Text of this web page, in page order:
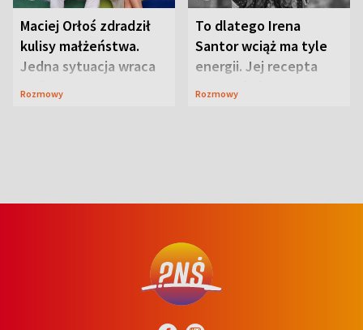
Maciej Orłoś zdradził
kulisy małżeństwa.
Jedna sytuacja wraca
jak bumerang
Rozmowy
To dlatego Irena
Santor wciąż ma tyle
energii. Jej recepta
jest zaskakująco
Rozmowy